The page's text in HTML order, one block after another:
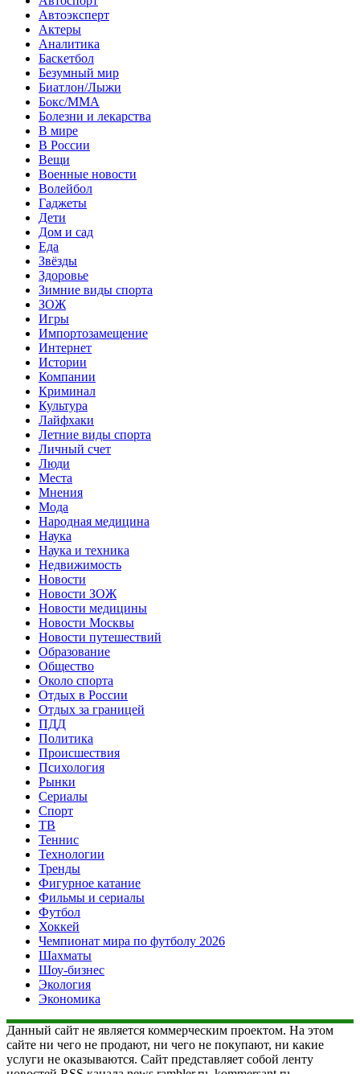
Автоэксперт
Актеры
Аналитика
Баскетбол
Безумный мир
Биатлон/Лыжи
Бокс/MMA
Болезни и лекарства
В мире
В России
Вещи
Военные новости
Волейбол
Гаджеты
Дети
Дом и сад
Еда
Звёзды
Здоровье
Зимние виды спорта
ЗОЖ
Игры
Импортозамещение
Интернет
Истории
Компании
Криминал
Культура
Лайфхаки
Летние виды спорта
Личный счет
Люди
Места
Мнения
Мода
Народная медицина
Наука
Наука и техника
Недвижимость
Новости
Новости ЗОЖ
Новости медицины
Новости Москвы
Новости путешествий
Образование
Общество
Около спорта
Отдых в России
Отдых за границей
ПДД
Политика
Происшествия
Психология
Рынки
Сериалы
Спорт
ТВ
Теннис
Технологии
Тренды
Фигурное катание
Фильмы и сериалы
Футбол
Хоккей
Чемпионат мира по футболу 2026
Шахматы
Шоу-бизнес
Экология
Экономика
Данный сайт не является коммерческим проектом. На этом
сайте ни чего не продают, ни чего не покупают, ни какие
услуги не оказываются. Сайт представляет собой ленту